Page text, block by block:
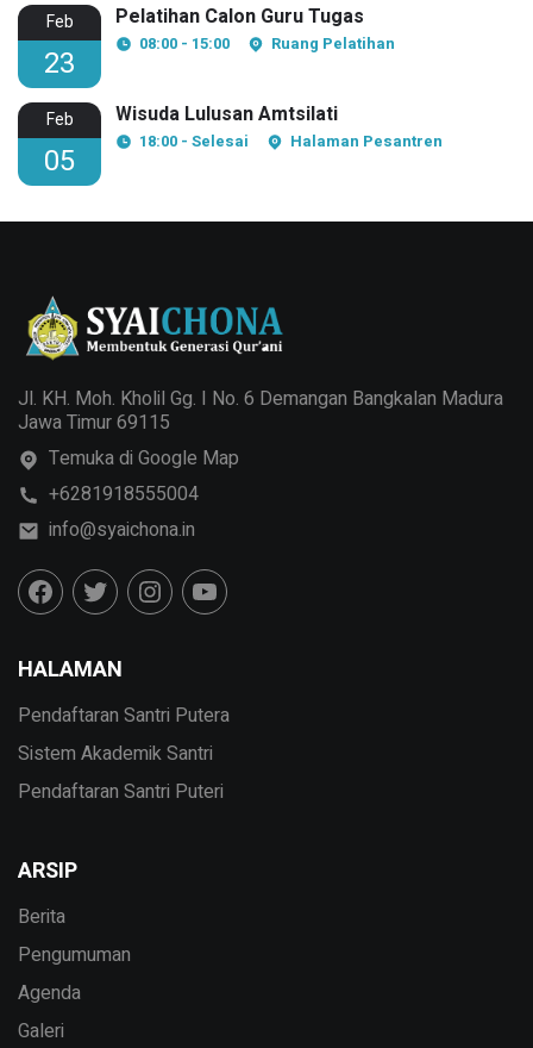
Feb
23
Pelatihan Calon Guru Tugas
08:00 - 15:00 Ruang Pelatihan
Feb
05
Wisuda Lulusan Amtsilati
18:00 - Selesai Halaman Pesantren
Jl. KH. Moh. Kholil Gg. I No. 6 Demangan Bangkalan Madura
Jawa Timur 69115
Temuka di Google Map
+6281918555004
info@syaichona.in
HALAMAN
Pendaftaran Santri Putera
Sistem Akademik Santri
Pendaftaran Santri Puteri
ARSIP
Berita
Pengumuman
Agenda
Galeri